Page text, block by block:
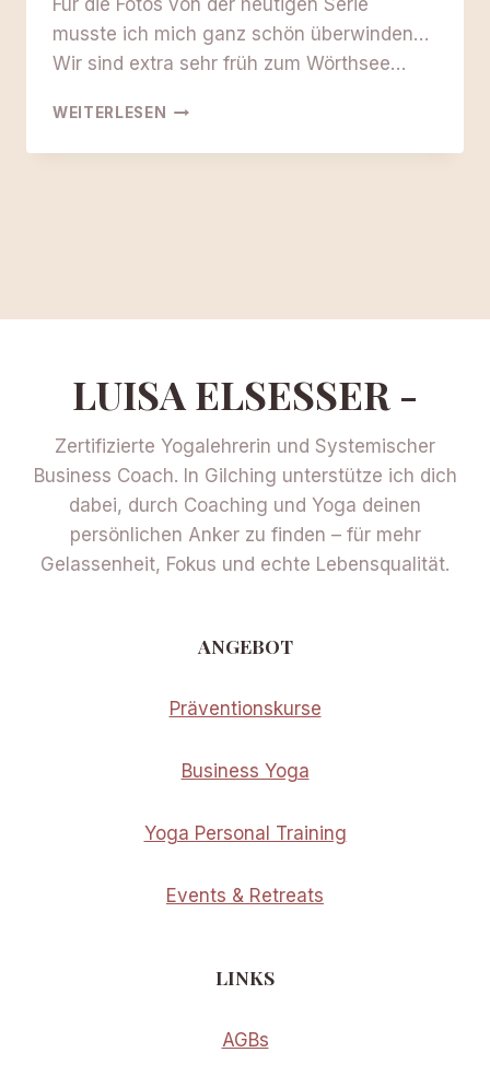
Für die Fotos von der heutigen Serie
musste ich mich ganz schön überwinden…
Wir sind extra sehr früh zum Wörthsee…
WEITERLESEN
YOGA
–
LUISA ELSESSER -
Zertifizierte Yogalehrerin und Systemischer
Business Coach. In Gilching unterstütze ich dich
dabei, durch Coaching und Yoga deinen
persönlichen Anker zu finden – für mehr
Gelassenheit, Fokus und echte Lebensqualität.
ANGEBOT
Präventionskurse
Business Yoga
Yoga Personal Training
Events & Retreats
LINKS
AGBs